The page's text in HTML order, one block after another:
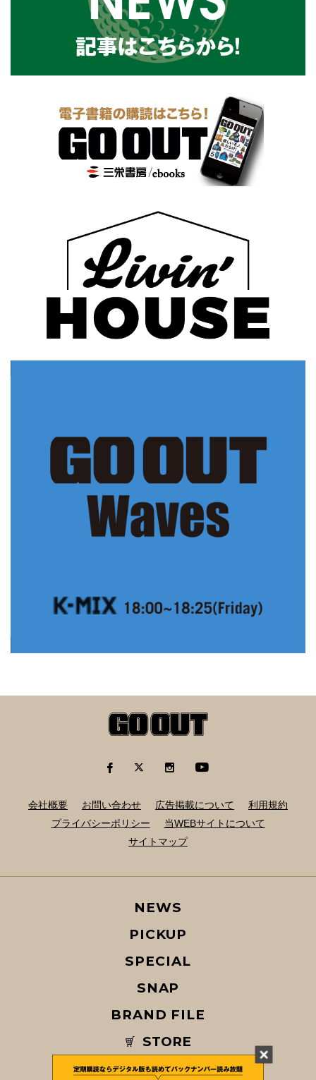
会社概要 お問い合わせ 広告掲載について
利用規約
プライバシーポリシー
当WEBサイトについて
サイトマップ
NEWS
PICKUP
SPECIAL
SNAP
BRAND FILE
STORE
MAGAZINE